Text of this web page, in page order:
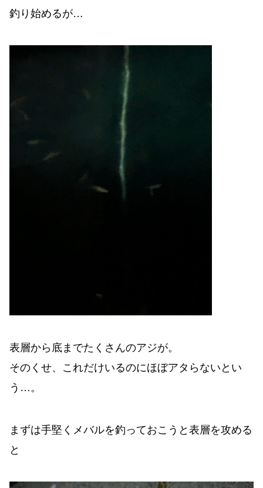
釣り始めるが…
表層から底までたくさんのアジが。
そのくせ、これだけいるのにほぼアタらないとい
う…。
まずは手堅くメバルを釣っておこうと表層を攻める
と